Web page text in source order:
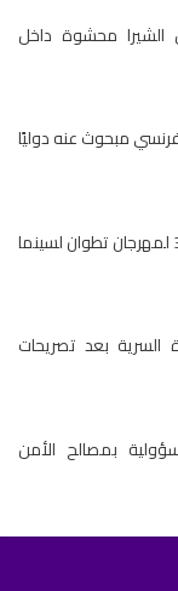
من الشيرا محشوة داخل
مبحوث عنه دوليًا
1.2 مليون درهم لدعم الدورة الـ31 لمهرجان تطوان لسينما
بعد تصريحات
بمصالح الأمن